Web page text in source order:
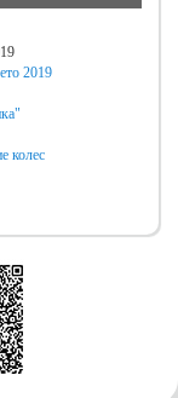
2019
колес